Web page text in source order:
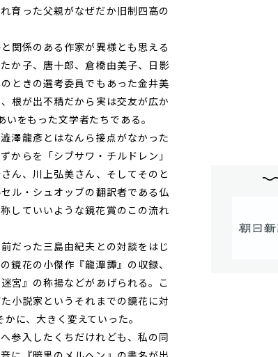
育った父親がなぜだか旧制四高の
関係のある作家が異様とも思える
か子、唐十郎、倉橋由美子、日影
ときの選考委員でもあった金井美
根が出不精だから実は交友が広か
をもった文学者たちである。
澤龍彥とはなんら接点がなかった
からを「シブサワ・チルドレン」
ん、川上弘美さん、そしてそのと
ル・シュオッブの翻訳者である仏
していいような鏡花賞のこの流れ
だった三島由紀夫との対談をはじ
鏡花の小傑作『龍潭譚』の収録、
宮』の称揚などがあげられる。こ
小説家というそれまでの鏡花に対
に、大きく変えていった。
参入したくちだけれども、私の同